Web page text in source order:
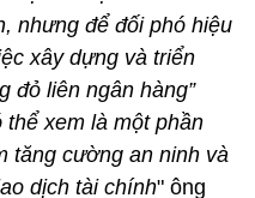
nhưng để đối phó hiệu
xây dựng và triển
đỏ liên ngân hàng”
xem là một phần
tăng cường an ninh và
dịch tài chính" ông